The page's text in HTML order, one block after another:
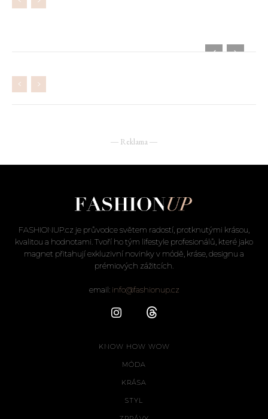
― Reklama ―
FASHIONUP.cz je průvodce světem radostí, protknutými krásou,
kvalitou a hodnotami. Tvoří ho tým lifestyle profesionálů, které jako
magnet přitahují exkluzivní novinky v módě, kráse, designu a
prémiových zážitcích.
email: info@fashionup.cz
KNOW HOW WOW
MÓDA
KRÁSA
STYL